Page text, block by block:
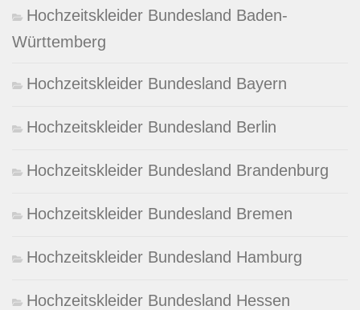
Hochzeitskleider Bundesland Baden-
Württemberg
Hochzeitskleider Bundesland Bayern
Hochzeitskleider Bundesland Berlin
Hochzeitskleider Bundesland Brandenburg
Hochzeitskleider Bundesland Bremen
Hochzeitskleider Bundesland Hamburg
Hochzeitskleider Bundesland Hessen